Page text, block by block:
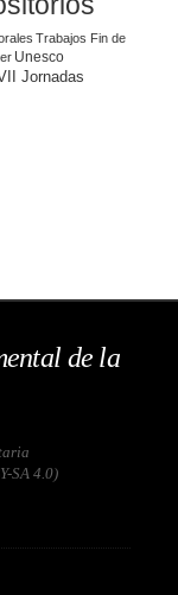
Trabajos Fin de
Unesco
Jornadas
de la
SA 4.0)